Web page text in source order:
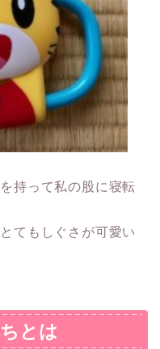
持って私の股に寝転
てもしぐさが可愛い
とは